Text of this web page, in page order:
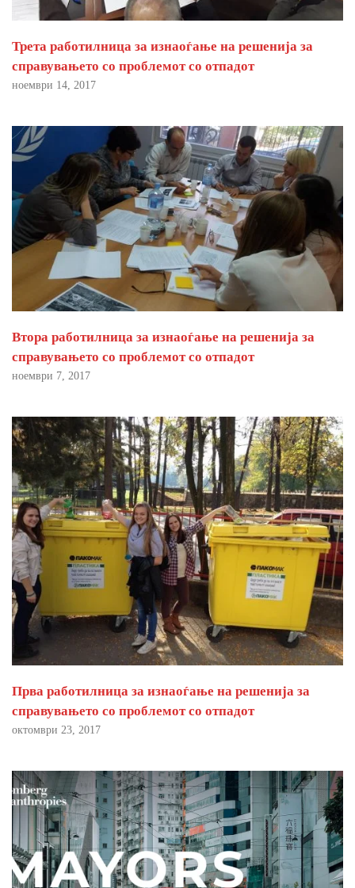
Трета работилница за изнаоѓање на решенија за
справувањето со проблемот со отпадот
ноември 14, 2017
Втора работилница за изнаоѓање на решенија за
справувањето со проблемот со отпадот
ноември 7, 2017
Прва работилница за изнаоѓање на решенија за
справувањето со проблемот со отпадот
октомври 23, 2017